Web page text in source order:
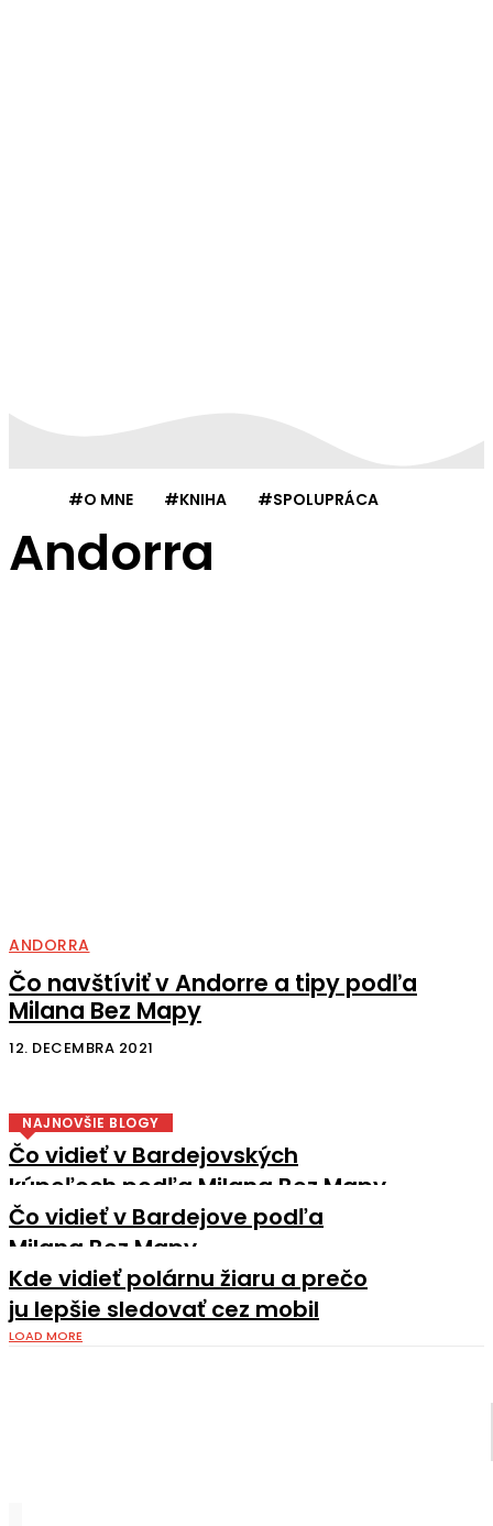
#O MNE #KNIHA #SPOLUPRÁCA
Andorra
ANDORRA
Čo navštíviť v Andorre a tipy podľa
Milana Bez Mapy
12. DECEMBRA 2021
NAJNOVŠIE BLOGY
Čo vidieť v Bardejovských
kúpeľoch podľa Milana Bez Mapy
Čo vidieť v Bardejove podľa
Milana Bez Mapy
Kde vidieť polárnu žiaru a prečo
ju lepšie sledovať cez mobil
LOAD MORE